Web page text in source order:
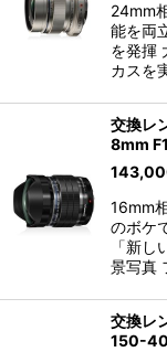
24mm
能を両
を発揮
カスを
交換レ
8mm
16mm
のボケ
「新
景写真
交換レ
150-